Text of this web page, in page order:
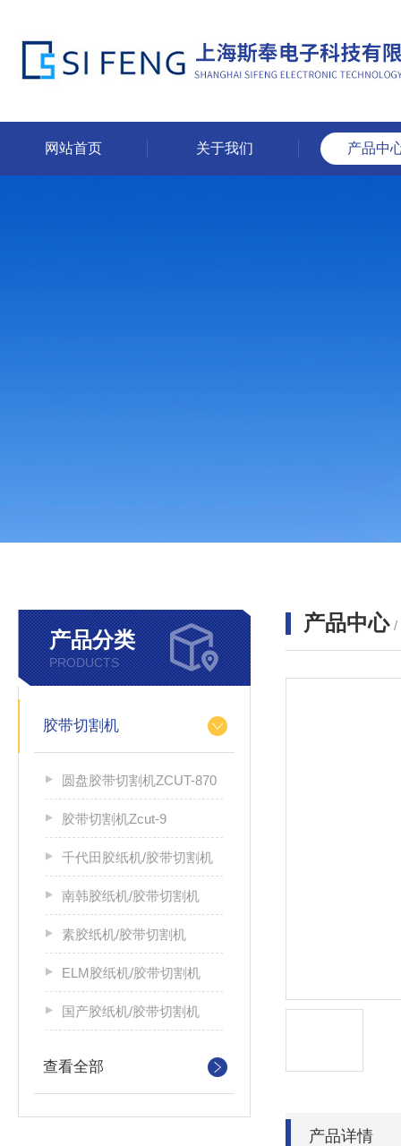
网站首页 关于我们 产品中
产品分类
PRODUCTS
胶带切割机
圆盘胶带切割机ZCUT-870
胶带切割机Zcut-9
千代田胶纸机/胶带切割机
南韩胶纸机/胶带切割机
素胶纸机/胶带切割机
ELM胶纸机/胶带切割机
国产胶纸机/胶带切割机
查看全部
产品中心 /
产品详情